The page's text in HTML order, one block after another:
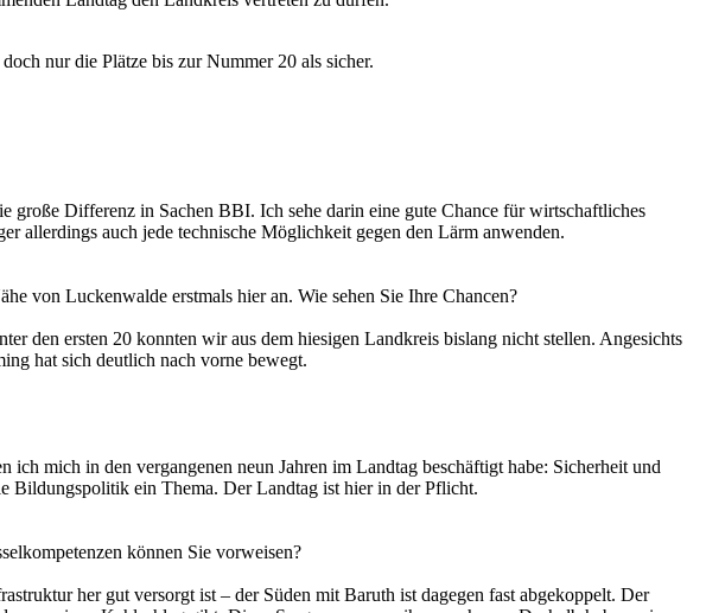
nur die Plätze bis zur Nummer 20 als sicher.
Differenz in Sachen BBI. Ich sehe darin eine gute Chance für wirtschaftliches
allerdings auch jede technische Möglichkeit gegen den Lärm anwenden.
von Luckenwalde erstmals hier an. Wie sehen Sie Ihre Chancen?
den ersten 20 konnten wir aus dem hiesigen Landkreis bislang nicht stellen. Angesichts
hat sich deutlich nach vorne bewegt.
mich in den vergangenen neun Jahren im Landtag beschäftigt habe: Sicherheit und
Bildungspolitik ein Thema. Der Landtag ist hier in der Pflicht.
können Sie vorweisen?
her gut versorgt ist – der Süden mit Baruth ist dagegen fast abgekoppelt. Der